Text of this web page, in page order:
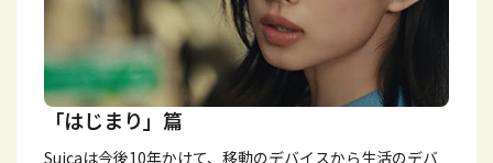
「はじまり」篇
Suicaは今後10年かけて、移動のデバイスから生活のデバ